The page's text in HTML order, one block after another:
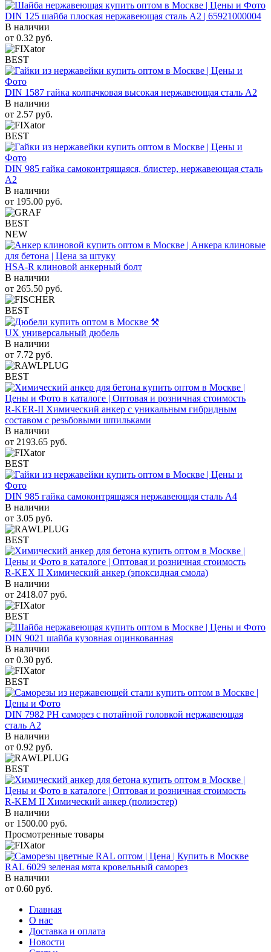
DIN 125 шайба плоская нержавеющая сталь A2 | 65921000004
В наличии
от 0.32 руб.
BEST
DIN 1587 гайка колпачковая высокая нержавеющая сталь А2
В наличии
от 2.57 руб.
BEST
DIN 985 гайка самоконтрящаяся, блистер, нержавеющая сталь
A2
В наличии
от 195.00 руб.
BEST
NEW
HSA-R клиновой анкерный болт
В наличии
от 265.50 руб.
BEST
UX универсальный дюбель
В наличии
от 7.72 руб.
BEST
R-KER-II Химический анкер с уникальным гибридным
составом с резьбовыми шпильками
В наличии
от 2193.65 руб.
BEST
DIN 985 гайка самоконтрящаяся нержавеющая сталь A4
В наличии
от 3.05 руб.
BEST
R-KEX II Химический анкер (эпоксидная смола)
В наличии
от 2418.07 руб.
BEST
DIN 9021 шайба кузовная оцинкованная
В наличии
от 0.30 руб.
BEST
DIN 7982 PH саморез с потайной головкой нержавеющая
сталь A2
В наличии
от 0.92 руб.
BEST
R-KEM II Химический анкер (полиэстер)
В наличии
от 1500.00 руб.
Просмотренные товары
RAL 6029 зеленая мята кровельный саморез
В наличии
от 0.60 руб.
Главная
О нас
Доставка и оплата
Новости